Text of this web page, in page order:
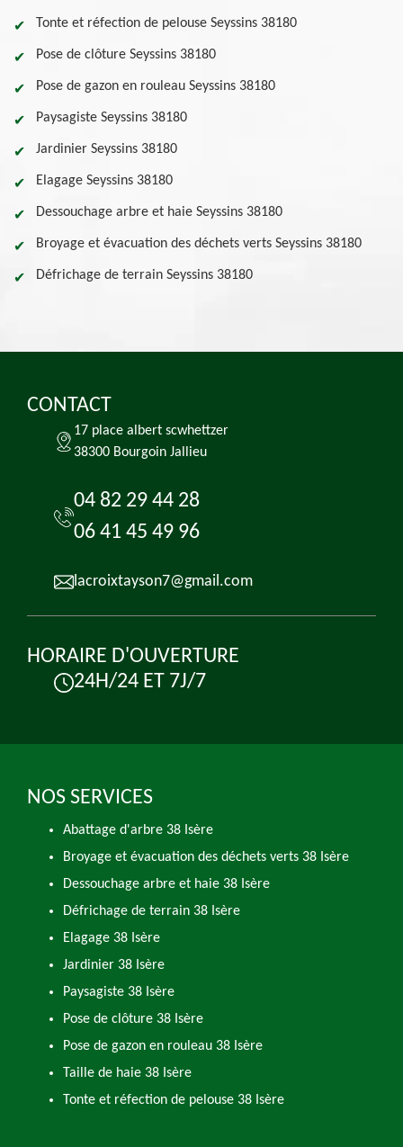
Tonte et réfection de pelouse Seyssins 38180
Pose de clôture Seyssins 38180
Pose de gazon en rouleau Seyssins 38180
Paysagiste Seyssins 38180
Jardinier Seyssins 38180
Elagage Seyssins 38180
Dessouchage arbre et haie Seyssins 38180
Broyage et évacuation des déchets verts Seyssins 38180
Défrichage de terrain Seyssins 38180
CONTACT
17 place albert scwhettzer
38300 Bourgoin Jallieu
04 82 29 44 28
06 41 45 49 96
lacroixtayson7@gmail.com
HORAIRE D'OUVERTURE
24H/24 ET 7J/7
NOS SERVICES
Abattage d'arbre 38 Isère
Broyage et évacuation des déchets verts 38 Isère
Dessouchage arbre et haie 38 Isère
Défrichage de terrain 38 Isère
Elagage 38 Isère
Jardinier 38 Isère
Paysagiste 38 Isère
Pose de clôture 38 Isère
Pose de gazon en rouleau 38 Isère
Taille de haie 38 Isère
Tonte et réfection de pelouse 38 Isère